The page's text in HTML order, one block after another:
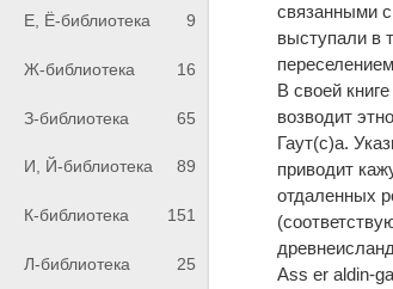
Е, Ё-библиотека 9
Ж-библиотека 16
З-библиотека 65
И, Й-библиотека 89
К-библиотека 151
Л-библиотека 25
связанными
выступали в
В своей
возводит
Гаут(с)а.
приводит
отдаленных
Ass er aldin-